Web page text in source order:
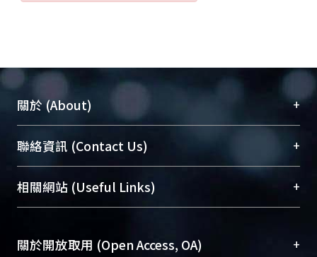
關於 (About) +
臺大位居世界頂尖大學之列，為永久珍藏及向國際
展現本校豐碩的研究成果及學術能量，圖書館整合
機構典藏（NTUR）與學術庫（AH）不同功能平
台，成為臺大學術典藏NTU scholars。期能整合研
成果。
聯絡資訊 (Contact Us) +
總館學科館員(Main Library)
醫學圖書館學科館員(Medical Library)
Sciences Library)
相關網站 (Useful Links) +
關於開放取用 (Open Access, OA) +